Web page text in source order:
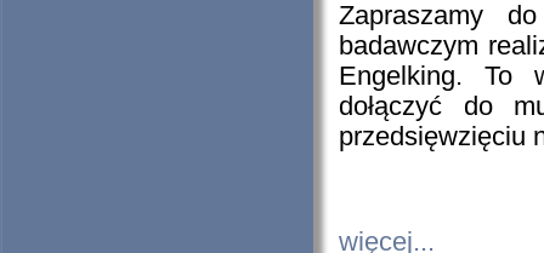
Zapraszamy
badawczym
Engelking. To
dołączyć do
przedsięwzięciu
więcej...